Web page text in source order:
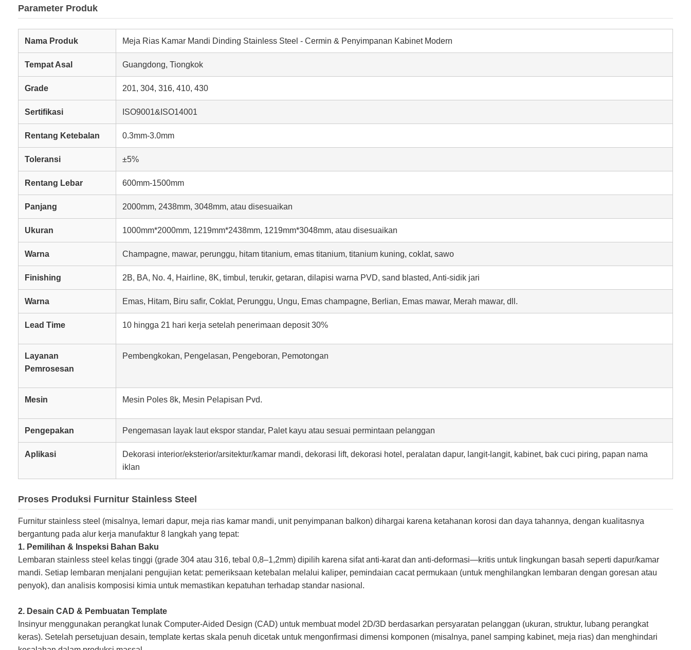
Parameter Produk
Nama Produk Meja Rias Kamar Mandi Dinding Stainless Steel - Cermin & Penyimpanan Kabinet Modern
Tempat Asal Guangdong, Tiongkok
Grade 201, 304, 316, 410, 430
Sertifikasi ISO9001&ISO14001
Rentang Ketebalan 0.3mm-3.0mm
Toleransi ±5%
Rentang Lebar 600mm-1500mm
Panjang 2000mm, 2438mm, 3048mm, atau disesuaikan
Ukuran 1000mm*2000mm, 1219mm*2438mm, 1219mm*3048mm, atau disesuaikan
Warna Champagne, mawar, perunggu, hitam titanium, emas titanium, titanium kuning, coklat, sawo
Finishing 2B, BA, No. 4, Hairline, 8K, timbul, terukir, getaran, dilapisi warna PVD, sand blasted, Anti-sidik jari
Warna Emas, Hitam, Biru safir, Coklat, Perunggu, Ungu, Emas champagne, Berlian, Emas mawar, Merah mawar, dll.
Lead Time 10 hingga 21 hari kerja setelah penerimaan deposit 30%
Layanan
Pemrosesan
Pembengkokan, Pengelasan, Pengeboran, Pemotongan
Mesin Mesin Poles 8k, Mesin Pelapisan Pvd.
Pengepakan Pengemasan layak laut ekspor standar, Palet kayu atau sesuai permintaan pelanggan
Aplikasi
Dekorasi interior/eksterior/arsitektur/kamar mandi, dekorasi lift, dekorasi hotel, peralatan dapur, langit-langit, kabinet, bak cuci piring, papan nama
iklan
Proses Produksi Furnitur Stainless Steel
Furnitur stainless steel (misalnya, lemari dapur, meja rias kamar mandi, unit penyimpanan balkon) dihargai karena ketahanan korosi dan daya tahannya, dengan kualitasnya
bergantung pada alur kerja manufaktur 8 langkah yang tepat:
1. Pemilihan & Inspeksi Bahan Baku
Lembaran stainless steel kelas tinggi (grade 304 atau 316, tebal 0,8–1,2mm) dipilih karena sifat anti-karat dan anti-deformasi—kritis untuk lingkungan basah seperti dapur/kamar
mandi. Setiap lembaran menjalani pengujian ketat: pemeriksaan ketebalan melalui kaliper, pemindaian cacat permukaan (untuk menghilangkan lembaran dengan goresan atau
penyok), dan analisis komposisi kimia untuk memastikan kepatuhan terhadap standar nasional.
2. Desain CAD & Pembuatan Template
Insinyur menggunakan perangkat lunak Computer-Aided Design (CAD) untuk membuat model 2D/3D berdasarkan persyaratan pelanggan (ukuran, struktur, lubang perangkat
keras). Setelah persetujuan desain, template kertas skala penuh dicetak untuk mengonfirmasi dimensi komponen (misalnya, panel samping kabinet, meja rias) dan menghindari